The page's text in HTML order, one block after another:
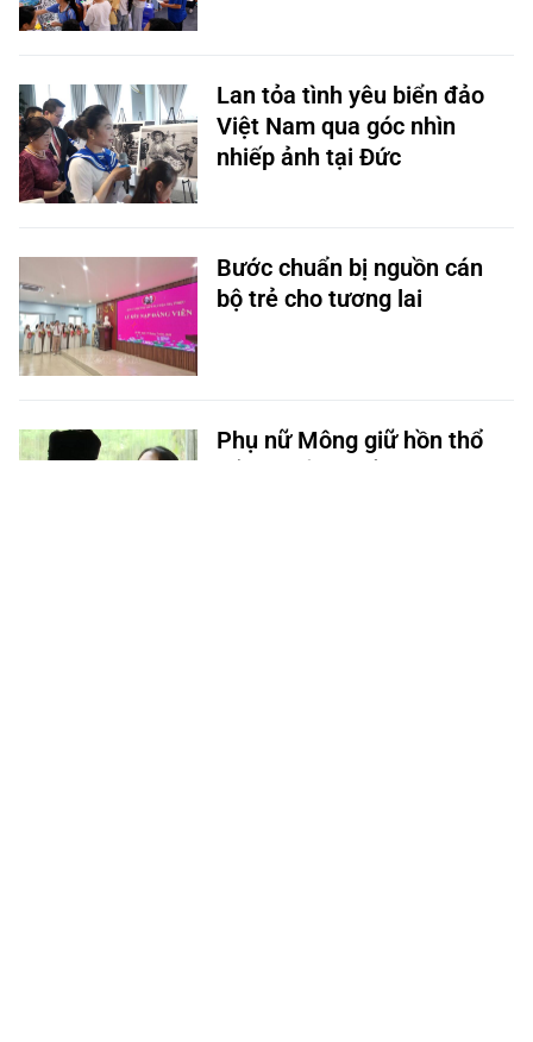
Lan tỏa tình yêu biển đảo
Việt Nam qua góc nhìn
nhiếp ảnh tại Đức
Bước chuẩn bị nguồn cán
bộ trẻ cho tương lai
P hụ nữ Mông giữ hồn thổ